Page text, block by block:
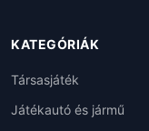
KATEGÓRIÁK
Társasjáték
Játékautó és jármű